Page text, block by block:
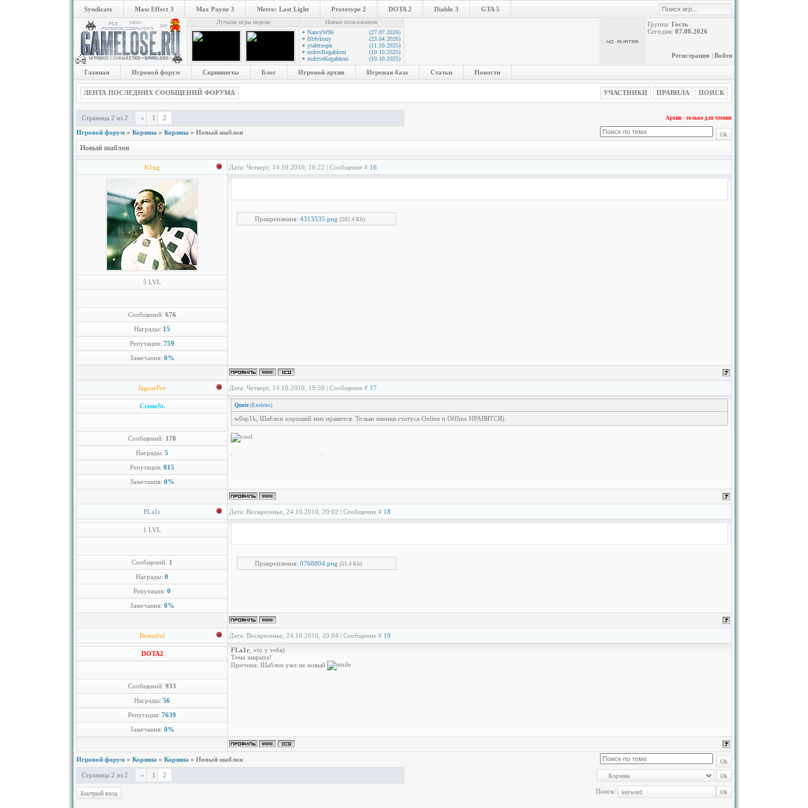
Syndicate Mass Effect 3 Max Payne 3 Metro: Last Light Prototype 2 DOTA 2 Diablo 3 GTA 5
Лучшие игры недели
Новые пользователи
NancyW96
(27.07.2026)
BbfvIrozy
(23.04.2026)
ytaletxopk
(11.10.2025)
mdrivKegabkrni
(10.10.2025)
mdriveKegabkrni
(10.10.2025)
Группа: Гость
Сегодня: 07.08.2026
Войти
|
Регистрация
Главная Игровой форум Скриншоты Блог Игровой архив Игровая база Статьи Новости
ЛЕНТА ПОСЛЕДНИХ СООБЩЕНИЙ ФОРУМА УЧАСТНИКИ ПРАВИЛА ПОИСК
Страница 2 из 2 « 1 2 Архив - только для чтения
Игровой форум » Корзина » Корзина » Новый шаблон
Новый шаблон
K1ng Дата: Четверг, 14.10.2010, 16:22 | Сообщение # 16
5 LVL
Сообщений: 676
Награды: 15
Репутация: 759
Замечания: 0%
Прикрепления: 4313535.png (202.4 Kb)
JaguarPro Дата: Четверг, 14.10.2010, 19:59 | Сообщение # 17
CrimeSt.
Сообщений: 178
Награды: 5
Репутация: 815
Замечания: 0%
Quote (Exelens)
w0sp1k, Шаблон хороший мне нравится. Только иконки статуса Online и Offline НРАВЯТСЯ).
FLa1r Дата: Воскресенье, 24.10.2010, 20:02 | Сообщение # 18
1 LVL
Сообщений: 1
Награды: 0
Репутация: 0
Замечания: 0%
Прикрепления: 0768804.png (51.4 Kb)
Beautiful Дата: Воскресенье, 24.10.2010, 20:04 | Сообщение # 19
DOTA2
Сообщений: 933
Награды: 56
Репутация: 7639
Замечания: 0%
FLa1r , это у тебя)
Тема закрыта!
Причина: Шаблон уже не новый
Игровой форум » Корзина » Корзина » Новый шаблон
Страница 2 из 2 « 1 2
Поиск: